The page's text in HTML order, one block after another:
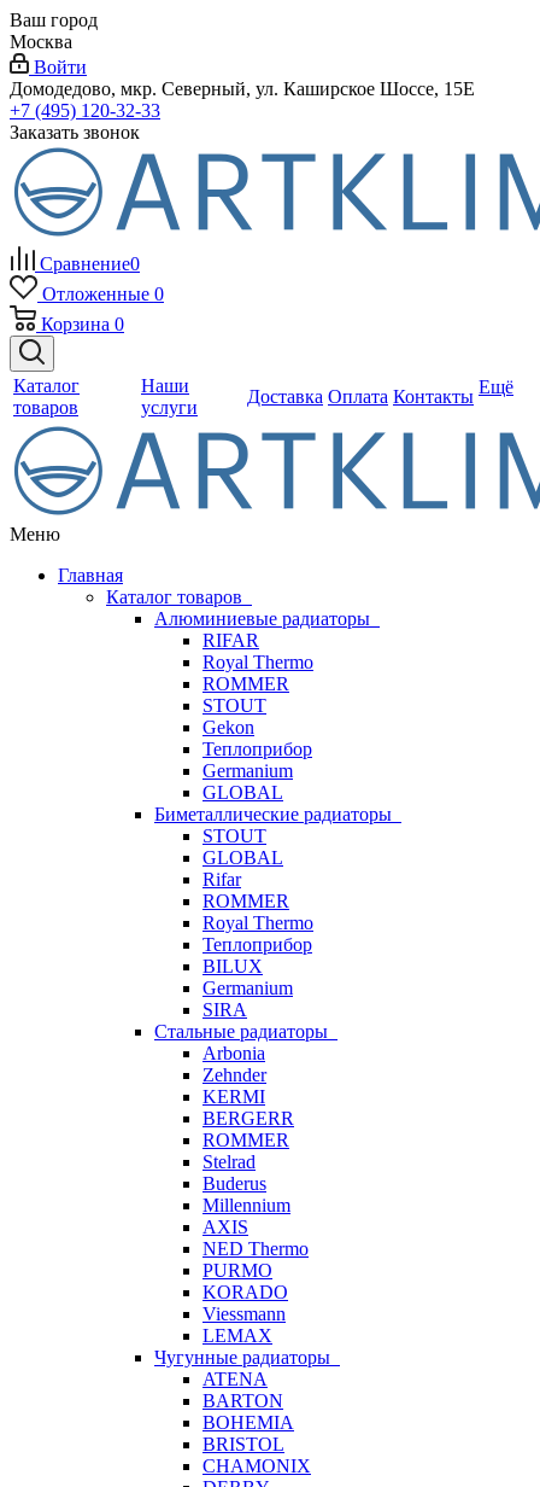
Ваш город
Москва
Войти
Домодедово, мкр. Северный, ул. Каширское Шоссе, 15Е
+7 (495) 120-32-33
Заказать звонок
Сравнение0
Отложенные 0
Корзина 0
Каталог
товаров
Наши
услуги
Доставка Оплата Контакты Ещё
Меню
Главная
Каталог товаров
Алюминиевые радиаторы
RIFAR
Royal Thermo
ROMMER
STOUT
Gekon
Теплоприбор
Germanium
GLOBAL
Биметаллические радиаторы
STOUT
GLOBAL
Rifar
ROMMER
Royal Thermo
Теплоприбор
BILUX
Germanium
SIRA
Стальные радиаторы
Arbonia
Zehnder
KERMI
BERGERR
ROMMER
Stelrad
Buderus
Millennium
AXIS
NED Thermo
PURMO
KORADO
Viessmann
LEMAX
Чугунные радиаторы
ATENA
BARTON
BOHEMIA
BRISTOL
CHAMONIX